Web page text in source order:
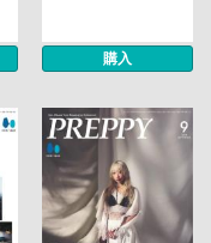
購入